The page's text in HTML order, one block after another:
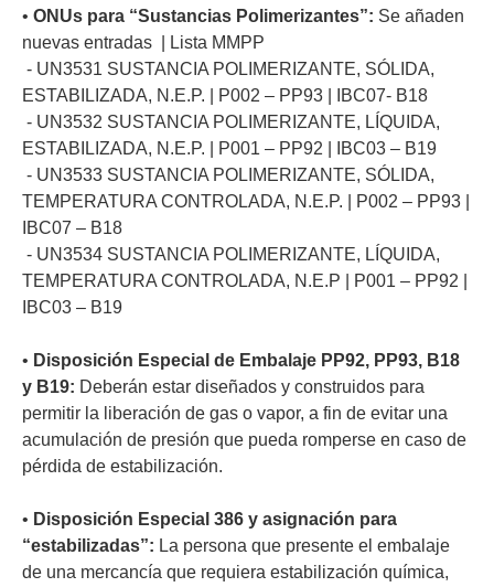
• ONUs para “Sustancias Polimerizantes”: Se añaden
nuevas entradas | Lista MMPP
- UN3531 SUSTANCIA POLIMERIZANTE, SÓLIDA,
ESTABILIZADA, N.E.P. | P002 – PP93 | IBC07- B18
- UN3532 SUSTANCIA POLIMERIZANTE, LÍQUIDA,
ESTABILIZADA, N.E.P. | P001 – PP92 | IBC03 – B19
- UN3533 SUSTANCIA POLIMERIZANTE, SÓLIDA,
TEMPERATURA CONTROLADA, N.E.P. | P002 – PP93 |
IBC07 – B18
- UN3534 SUSTANCIA POLIMERIZANTE, LÍQUIDA,
TEMPERATURA CONTROLADA, N.E.P | P001 – PP92 |
IBC03 – B19
• Disposición Especial de Embalaje PP92, PP93, B18
y B19: Deberán estar diseñados y construidos para
permitir la liberación de gas o vapor, a fin de evitar una
acumulación de presión que pueda romperse en caso de
pérdida de estabilización.
• Disposición Especial 386 y asignación para
“estabilizadas”: La persona que presente el embalaje
de una mercancía que requiera estabilización química,